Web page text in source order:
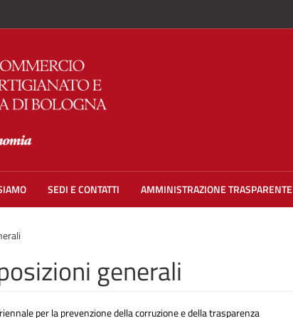
SEDI E CONTATTI AMMINISTRAZIONE TRASPARENTE
generali
per la prevenzione della corruzione e della trasparenza